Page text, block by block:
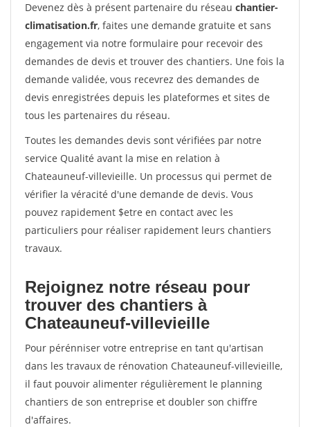
Devenez dès à présent partenaire du réseau chantier-
climatisation.fr, faites une demande gratuite et sans
engagement via notre formulaire pour recevoir des
demandes de devis et trouver des chantiers. Une fois la
demande validée, vous recevrez des demandes de
devis enregistrées depuis les plateformes et sites de
tous les partenaires du réseau.
Toutes les demandes devis sont vérifiées par notre
service Qualité avant la mise en relation à
Chateauneuf-villevieille. Un processus qui permet de
vérifier la véracité d'une demande de devis. Vous
pouvez rapidement $etre en contact avec les
particuliers pour réaliser rapidement leurs chantiers
travaux.
Rejoignez notre réseau pour
trouver des chantiers à
Chateauneuf-villevieille
Pour pérénniser votre entreprise en tant qu'artisan
dans les travaux de rénovation Chateauneuf-villevieille,
il faut pouvoir alimenter régulièrement le planning
chantiers de son entreprise et doubler son chiffre
d'affaires.